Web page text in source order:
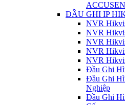
ĐẦU GHI IP
NVR
NVR
NVR
NVR
NVR
Đầu Ghi
Đầu Ghi
Nghiệp
Đầu Ghi